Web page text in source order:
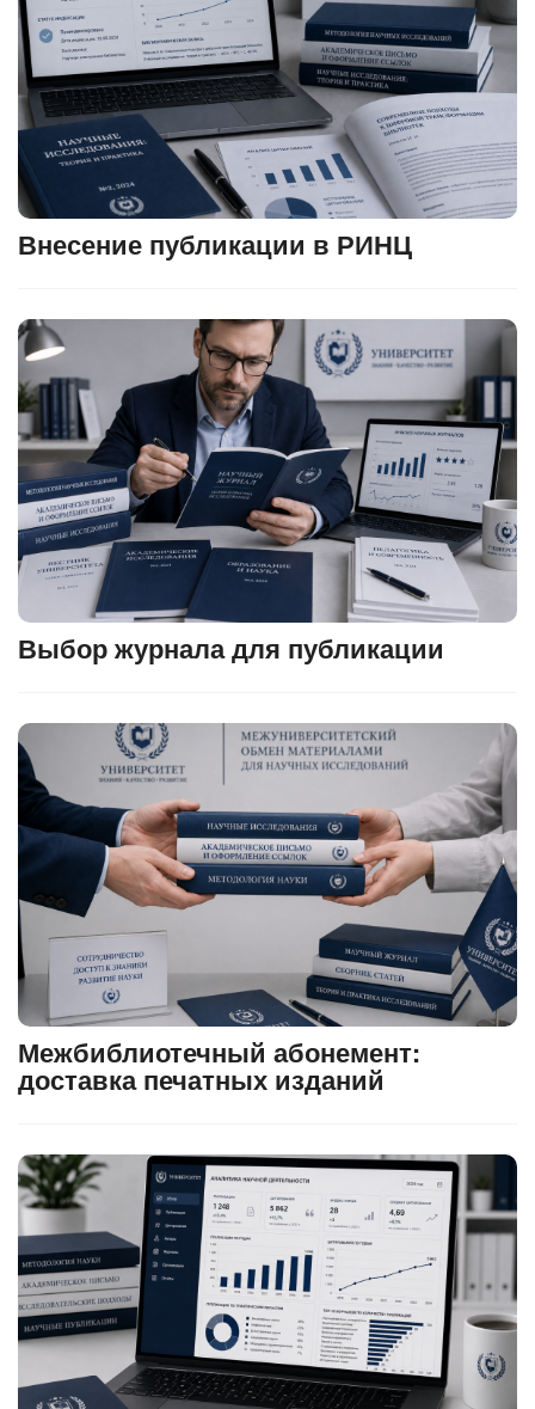
Внесение публикации в РИНЦ
Выбор журнала для публикации
Межбиблиотечный абонемент:
доставка печатных изданий